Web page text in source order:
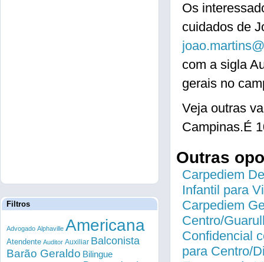
Os
cuidados de
com a sigla
gerais no
Veja outras
Campinas.É
Outras
Carpediem
Infantil para
Carpediem
Centro/
Confidencial
para Centro/
Filtros
Advogado Alphaville Americana
Atendente Auditor Auxiliar Balconista
Barão Geraldo Bilingue